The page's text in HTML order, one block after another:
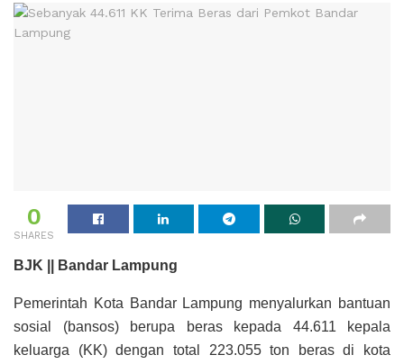
0
SHARES
BJK || Bandar Lampung
Pemerintah Kota Bandar Lampung menyalurkan bantuan
sosial (bansos) berupa beras kepada 44.611 kepala
keluarga (KK) dengan total 223.055 ton beras di kota